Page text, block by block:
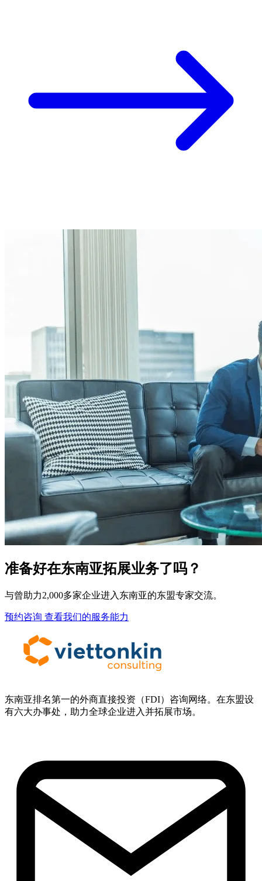
准备好在东南亚拓展业务了吗？
与曾助力2,000多家企业进入东南亚的东盟专家交流。
预约咨询 查看我们的服务能力
东南亚排名第一的外商直接投资（FDI）咨询网络。在东盟设
有六大办事处，助力全球企业进入并拓展市场。